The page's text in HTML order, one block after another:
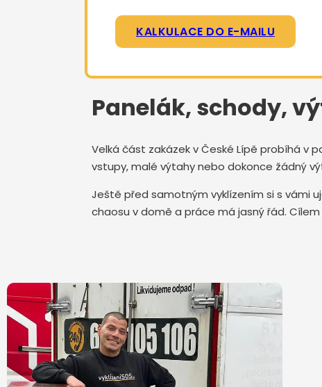
KALKULACE DO E-MAILU
Panelák, schody,
Velká část zakázek v České Lípě probíhá v
vstupy, malé výtahy nebo dokonce žádný
Ještě před samotným vyklízením si s vámi
chaosu v domě a práce má jasný řád.